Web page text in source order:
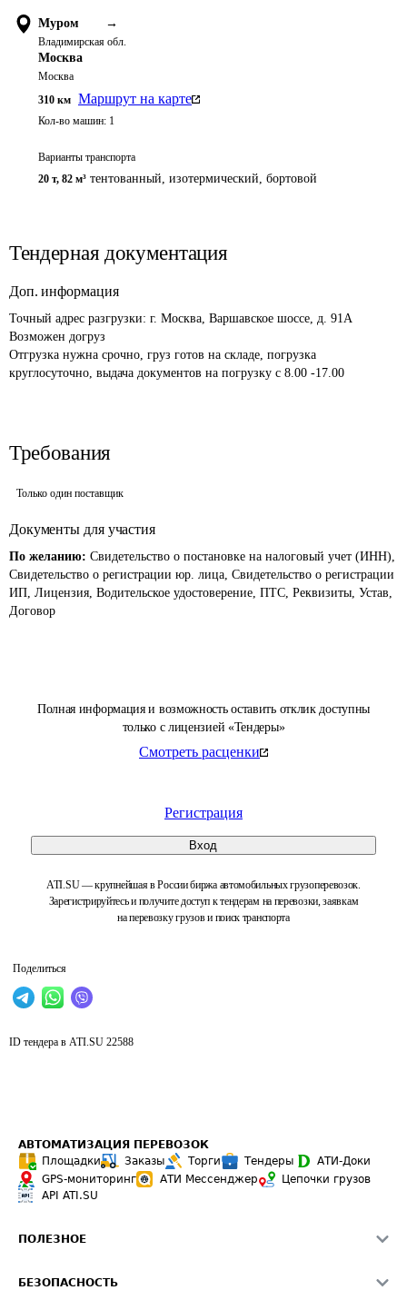
Полная информация и возможность оставить отклик доступны
только с лицензией «Тендеры»
Смотреть расценки
Регистрация
Вход
ATI.SU — крупнейшая в России биржа автомобильных грузоперевозок.
Зарегистрируйтесь и получите доступ к тендерам на перевозки, заявкам
на перевозку грузов и поиск транспорта
Поделиться
Муром →
Владимирская обл.
Москва
Москва
310 км Маршрут на карте
Кол-во машин: 1
Варианты транспорта
20 т, 82 м³ тентованный, изотермический, бортовой
Тендерная документация
Доп. информация
Точный адрес разгрузки: г. Москва, Варшавское шоссе, д. 91А
Возможен догруз
Отгрузка нужна срочно, груз готов на складе, погрузка
круглосуточно, выдача документов на погрузку с 8.00 -17.00
Требования
Только один поставщик
Документы для участия
По желанию: Свидетельство о постановке на налоговый учет (ИНН),
Свидетельство о регистрации юр. лица, Свидетельство о регистрации
ИП, Лицензия, Водительское удостоверение, ПТС, Реквизиты, Устав,
Договор
ID тендера в ATI.SU 22588
АВТОМАТИЗАЦИЯ ПЕРЕВОЗОК
Площадки
Заказы Торги Тендеры
АТИ-Доки
GPS-мониторинг
АТИ Мессенджер
Цепочки грузов
API ATI.SU
ПОЛЕЗНОЕ
БЕЗОПАСНОСТЬ